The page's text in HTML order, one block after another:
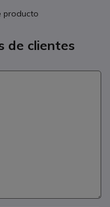
producto
de clientes